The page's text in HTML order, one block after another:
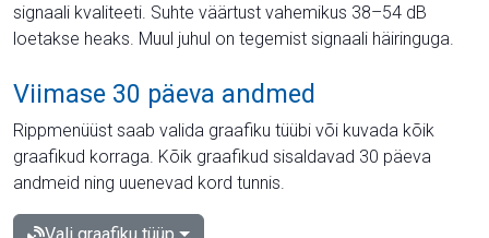
signaali kvaliteeti. Suhte väärtust vahemikus 38–54 dB
loetakse heaks. Muul juhul on tegemist signaali häiringuga.
Viimase 30 päeva andmed
Rippmenüüst saab valida graafiku tüübi või kuvada kõik
graafikud korraga. Kõik graafikud sisaldavad 30 päeva
andmeid ning uuenevad kord tunnis.
Vali graafiku tüüp